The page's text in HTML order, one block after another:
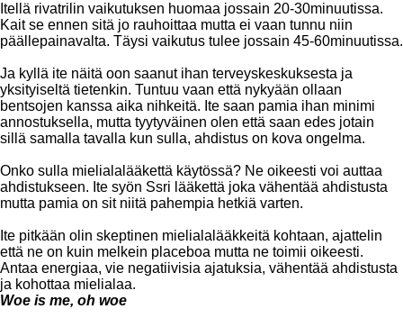
Itellä rivatrilin vaikutuksen huomaa jossain 20-30minuutissa.
Kait se ennen sitä jo rauhoittaa mutta ei vaan tunnu niin
päällepainavalta. Täysi vaikutus tulee jossain 45-60minuutissa.
Ja kyllä ite näitä oon saanut ihan terveyskeskuksesta ja
yksityiseltä tietenkin. Tuntuu vaan että nykyään ollaan
bentsojen kanssa aika nihkeitä. Ite saan pamia ihan minimi
annostuksella, mutta tyytyväinen olen että saan edes jotain
sillä samalla tavalla kun sulla, ahdistus on kova ongelma.
Onko sulla mielialalääkettä käytössä? Ne oikeesti voi auttaa
ahdistukseen. Ite syön Ssri lääkettä joka vähentää ahdistusta
mutta pamia on sit niitä pahempia hetkiä varten.
Ite pitkään olin skeptinen mielialalääkkeitä kohtaan, ajattelin
että ne on kuin melkein placeboa mutta ne toimii oikeesti.
Antaa energiaa, vie negatiivisia ajatuksia, vähentää ahdistusta
ja kohottaa mielialaa.
Woe is me, oh woe